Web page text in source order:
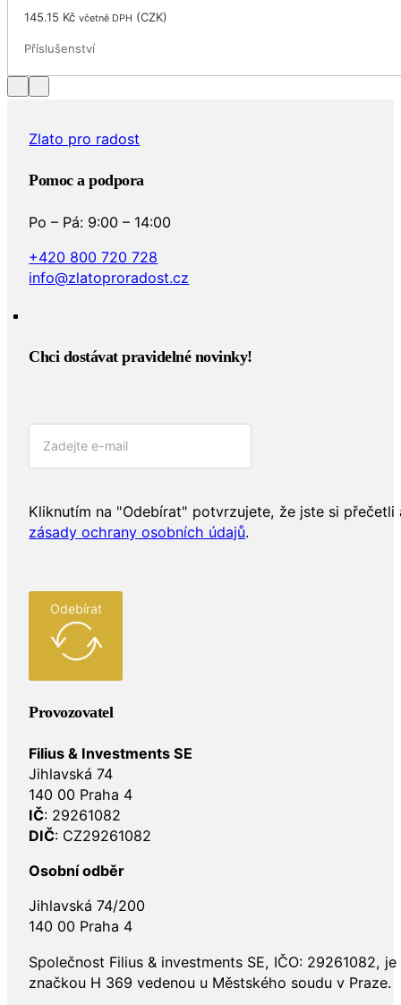
145.15 Kč včetně DPH (CZK)
Příslušenství
Zlato pro radost
Pomoc a podpora
Po – Pá: 9:00 – 14:00
+420 800 720 728
info@zlatoproradost.cz
Chci dostávat pravidelné novinky!​
Kliknutím na "Odebírat" potvrzujete, že jste si přečetli
zásady ochrany osobních údajů.
Odebírat
Provozovatel
Filius & Investments SE
Jihlavská 74
140 00 Praha 4
IČ: 29261082
DIČ: CZ29261082
Osobní odběr
Jihlavská 74/200
140 00 Praha 4
Společnost Filius & investments SE, IČO: 29261082,
značkou H 369 vedenou u Městského soudu v Praze.